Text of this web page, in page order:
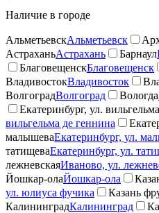
Наличие в городе
АльметьевскАльметьевск
АстраханьАстрахань Барнаул
БлаговещенскБлаговещенск
ВладивостокВладивосток
ВолгоградВолгоград Вологда
Екатеринбург, ул.
вильгельма де геннина
малышеваЕкатеринбург, ул.
татищеваЕкатеринбург, ул.
лежневскаяИваново, ул.
Йошкар-олаЙошкар-ола
ул. юлиуса фучика
Казань
КалининградКалининград